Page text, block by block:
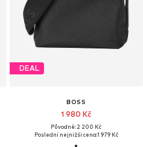
DEAL
BOSS
1 980 Kč
Původně: 2 200 Kč
Poslední nejnižší cena:1 979 Kč